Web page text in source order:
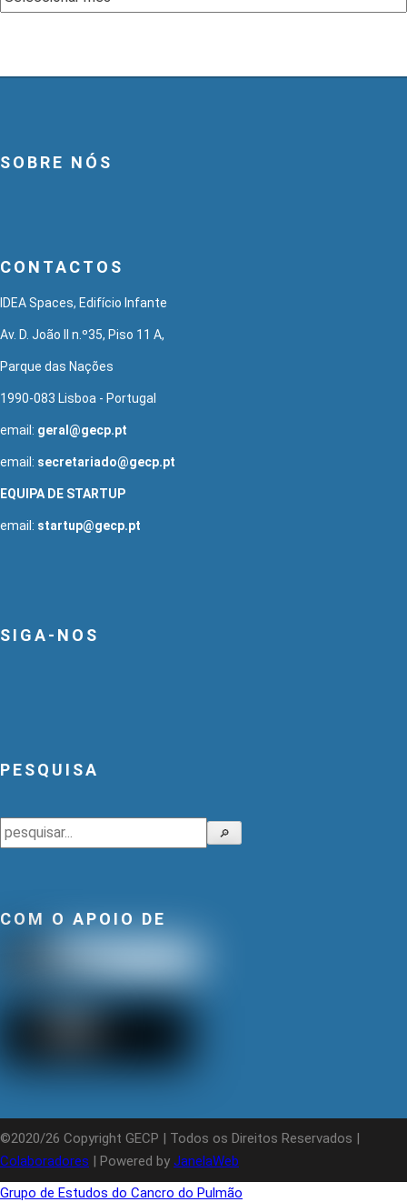
SOBRE NÓS
CONTACTOS
IDEA Spaces, Edifício Infante
Av. D. João II n.º35, Piso 11 A,
Parque das Nações
1990-083 Lisboa - Portugal
email: geral@gecp.pt
email: secretariado@gecp.pt
EQUIPA DE STARTUP
email: startup@gecp.pt
SIGA-NOS
PESQUISA
Pesquisar 🔎
COM O APOIO DE
©2020/26 Copyright GECP | Todos os Direitos Reservados |
Colaboradores | Powered by JanelaWeb
Grupo de Estudos do Cancro do Pulmão